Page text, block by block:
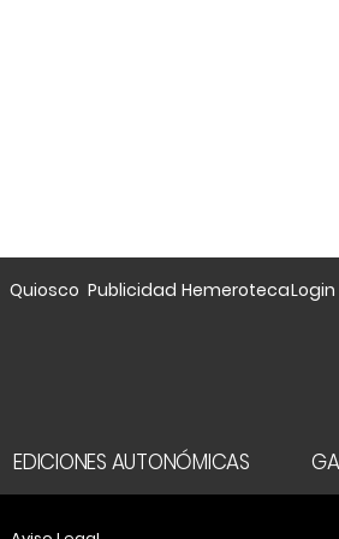
Quiosco Publicidad HemerotecaLogin
EDICIONES AUTONÓMICAS